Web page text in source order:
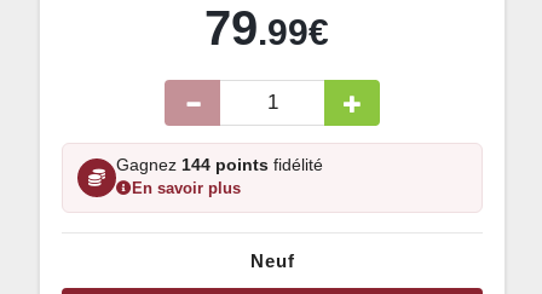
79.99€
Gagnez 144 points fidélité
En savoir plus
Neuf